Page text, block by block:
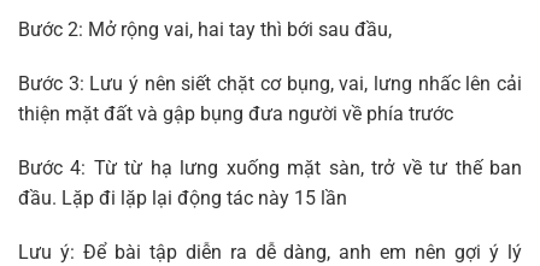
Bước 2: Mở rộng vai, hai tay thì bới sau đầu,
Bước 3: Lưu ý nên siết chặt cơ bụng, vai, lưng nhấc lên cải
thiện mặt đất và gập bụng đưa người về phía trước
Bước 4: Từ từ hạ lưng xuống mặt sàn, trở về tư thế ban
đầu. Lặp đi lặp lại động tác này 15 lần
Lưu ý: Để bài tập diễn ra dễ dàng, anh em nên gợi ý lý